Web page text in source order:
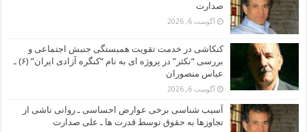
صدارت
آگوست 6, 2026
کنکاشی در خدمت تقویت همبستگی جنبش اجتماعی و
بررسی “نکثر” در پروژه ای به نام “کنگره آزادی ایران” (۶) ـ
عباس منصوران
آگوست 6, 2026
آسیب شناسی برخی عوارض احساسی ـ روانی ناشی از
تجاوزها به حقوق توسط قدرت ها ـ علی صدارت